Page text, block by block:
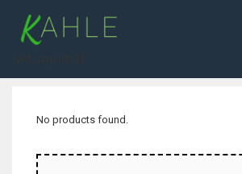
No products found.